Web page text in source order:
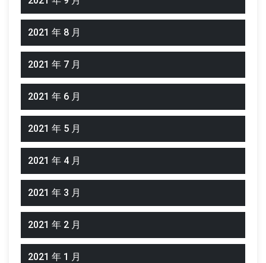
2021 年 8 月
2021 年 7 月
2021 年 6 月
2021 年 5 月
2021 年 4 月
2021 年 3 月
2021 年 2 月
2021 年 1 月